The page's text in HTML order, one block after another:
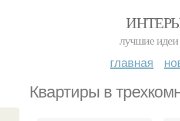
лучшие идеи
главная
Квартиры в